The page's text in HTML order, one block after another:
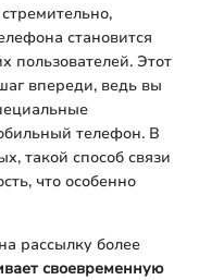
становится
пользователей. Этот
впереди, ведь вы
телефон. В
такой способ связи
что особенно
рассылку более
своевременную